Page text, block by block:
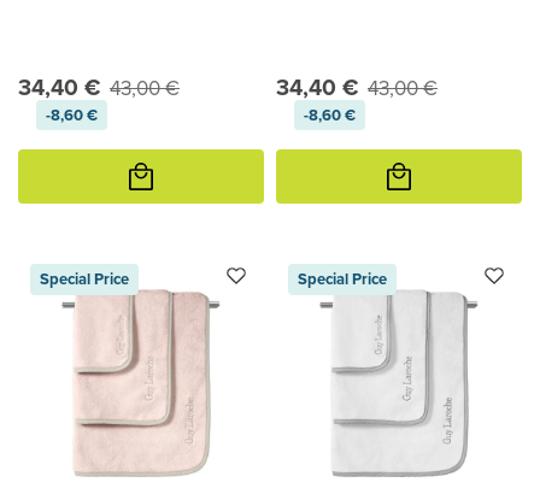
34,40 € 43,00 €
-8,60 €
Προσθήκη
καλάθι
34,40 € 43,00 €
-8,60 €
Προσθήκη
καλάθι
Special Price Special Price